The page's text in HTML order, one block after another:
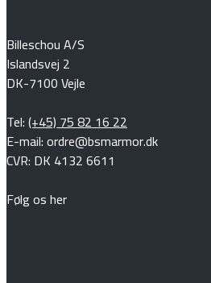
Billeschou A/S
Islandsvej 2
DK-7100 Vejle
Tel:(+45) 75 82 16 22
E-mail: ordre@bsmarmor.dk
CVR: DK 4132 6611
Følg os her